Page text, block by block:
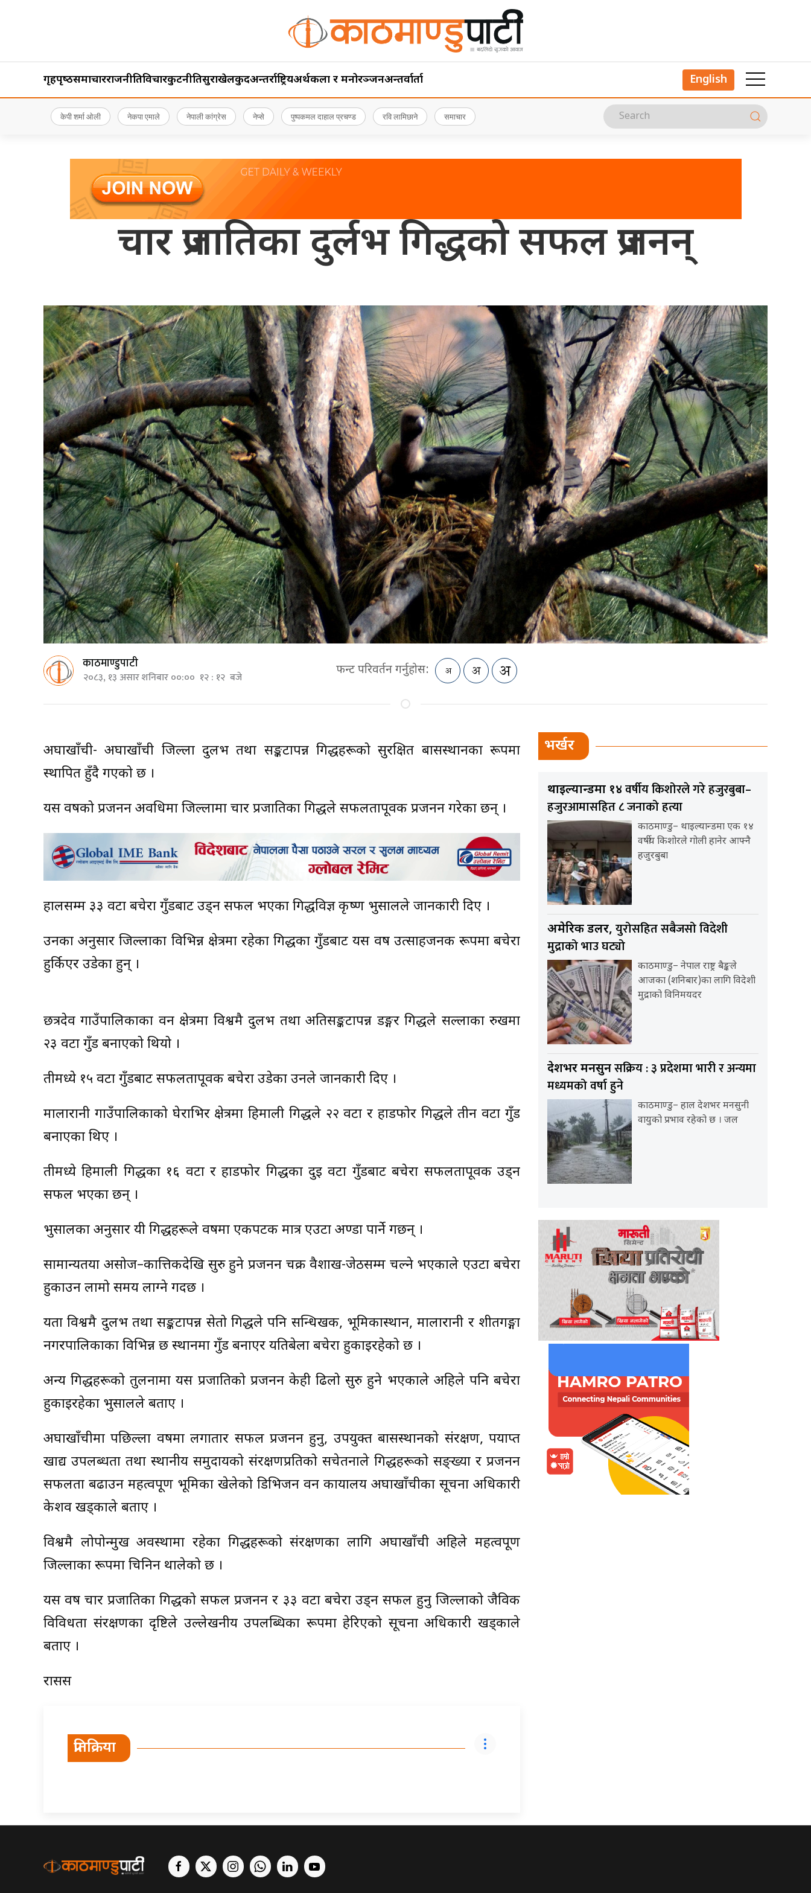
गृहपृष्‍ठसमाचारराजनीतिविचारकुटनीतिसुरक्षाखेलकुदअन्तर्राष्ट्रियअर्थकला र मनोरञ्जनअन्तर्वार्ता English
केपी शर्मा ओली नेकपा एमाले नेपाली कांग्रेस नेप्से पुष्पकमल दाहाल प्रचण्ड रवि लामिछाने समाचार
चार प्रजातिका दुर्लभ गिद्धको सफल प्रजनन्
काठमाण्डुपाटी
२०८३, १३ असार शनिबार ००:०० १२ : १२ बजे फन्ट परिवर्तन गर्नुहोस:
अर्घाखाँची- अर्घाखाँची जिल्ला दुर्लभ तथा सङ्कटापन्न गिद्धहरूको सुरक्षित बासस्थानका रूपमा
स्थापित हुँदै गएको छ ।
यस वर्षको प्रजनन अवधिमा जिल्लामा चार प्रजातिका गिद्धले सफलतापूर्वक प्रजनन गरेका छन् ।
हालसम्म ३३ वटा बचेरा गुँडबाट उड्न सफल भएका गिद्धविज्ञ कृष्ण भुसालले जानकारी दिए ।
उनका अनुसार जिल्लाका विभिन्न क्षेत्रमा रहेका गिद्धका गुँडबाट यस वर्ष उत्साहजनक रूपमा बचेरा
हुर्किएर उडेका हुन् ।
छत्रदेव गाउँपालिकाका वन क्षेत्रमा विश्वमै दुर्लभ तथा अतिसङ्कटापन्न डङ्गर गिद्धले सल्लाका रुखमा
२३ वटा गुँड बनाएको थियो ।
तीमध्ये १५ वटा गुँडबाट सफलतापूर्वक बचेरा उडेका उनले जानकारी दिए ।
मालारानी गाउँपालिकाको घेराभिर क्षेत्रमा हिमाली गिद्धले २२ वटा र हाडफोर गिद्धले तीन वटा गुँड
बनाएका थिए ।
तीमध्ये हिमाली गिद्धका १६ वटा र हाडफोर गिद्धका दुई वटा गुँडबाट बचेरा सफलतापूर्वक उड्न
सफल भएका छन् ।
भुसालका अनुसार यी गिद्धहरूले वर्षमा एकपटक मात्र एउटा अण्डा पार्ने गर्छन् ।
सामान्यतया असोज–कात्तिकदेखि सुरु हुने प्रजनन चक्र वैशाख-जेठसम्म चल्ने भएकाले एउटा बचेरा
हुर्काउन लामो समय लाग्ने गर्दछ ।
यता विश्वमै दुर्लभ तथा सङ्कटापन्न सेतो गिद्धले पनि सन्धिखर्क, भूमिकास्थान, मालारानी र शीतगङ्गा
नगरपालिकाका विभिन्न छ स्थानमा गुँड बनाएर यतिबेला बचेरा हुर्काइरहेको छ ।
अन्य गिद्धहरूको तुलनामा यस प्रजातिको प्रजनन केही ढिलो सुरु हुने भएकाले अहिले पनि बचेरा
हुर्काइरहेका भुसालले बताए ।
अर्घाखाँचीमा पछिल्ला वर्षमा लगातार सफल प्रजनन हुनु, उपयुक्त बासस्थानको संरक्षण, पर्याप्त
खाद्य उपलब्धता तथा स्थानीय समुदायको संरक्षणप्रतिको सचेतनाले गिद्धहरूको सङ्ख्या र प्रजनन
सफलता बढाउन महत्वपूर्ण भूमिका खेलेको डिभिजन वन कार्यालय अर्घाखाँचीका सूचना अधिकारी
केशव खड्काले बताए ।
विश्वमै लोपोन्मुख अवस्थामा रहेका गिद्धहरूको संरक्षणका लागि अर्घाखाँची अहिले महत्वपूर्ण
जिल्लाका रूपमा चिनिन थालेको छ ।
यस वर्ष चार प्रजातिका गिद्धको सफल प्रजनन र ३३ वटा बचेरा उड्न सफल हुनु जिल्लाको जैविक
विविधता संरक्षणका दृष्टिले उल्लेखनीय उपलब्धिका रूपमा हेरिएको सूचना अधिकारी खड्काले
बताए ।
रासस
प्रतिक्रिया
भर्खर
थाइल्यान्डमा १४ वर्षीय किशोरले गरे हजुरबुबा–
हजुरआमासहित ८ जनाको हत्या
काठमाण्डु– थाइल्यान्डमा एक १४
वर्षीय किशोरले गोली हानेर आफ्नै
हजुरबुबा
अमेरिकी डलर, युरोसहित सबैजसो विदेशी
मुद्राको भाउ घट्यो
काठमाण्डु– नेपाल राष्ट्र बैङ्कले
आजका (शनिबार)का लागि विदेशी
मुद्राको विनिमयदर
देशभर मनसुनसक्रिय : ३ प्रदेशमा भारी र अन्यमा
मध्यमको वर्षा हुने
काठमाण्डु– हाल देशभर मनसुनी
वायुको प्रभाव रहेको छ । जल